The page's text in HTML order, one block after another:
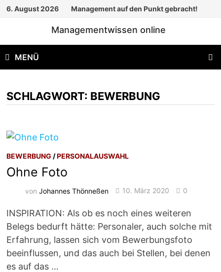
Zum
6. August 2026 Management auf den Punkt gebracht!
Managementwissen online
MENÜ
SCHLAGWORT: BEWERBUNG
BEWERBUNG /PERSONALAUSWAHL
Ohne Foto
vonJohannes Thönneßen 10. März 2020 0
INSPIRATION: Als ob es noch eines weiteren
Belegs bedurft hätte: Personaler, auch solche mit
Erfahrung, lassen sich vom Bewerbungsfoto
beeinflussen, und das auch bei Stellen, bei denen
es auf das …